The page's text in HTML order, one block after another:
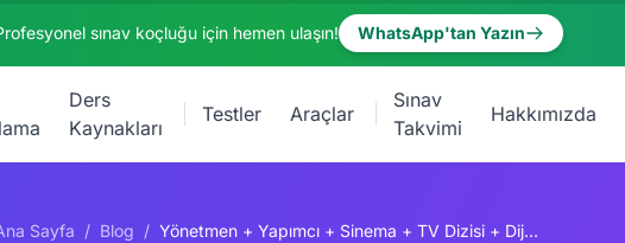
sınav koçluğu için hemen ulaşın! WhatsApp'tan Yazın
Ders
Kaynakları
Testler Araçlar
Sınav
Takvimi
Hakkımızda
Sayfa / Blog / Yönetmen + Yapımcı + Sinema + TV Dizisi + Dijital Platform + Prodüktör + Sanat Yönetmeni Komple Kariyer Rehberi 2026: 250 Türk Yapımcı + Çağan Irmak + Nuri Bilge Ceylan + Ferzan Özpetek + Cannes + Berlin + Venedik + Türk Dizileri 200 Ülke + $600M İhracat